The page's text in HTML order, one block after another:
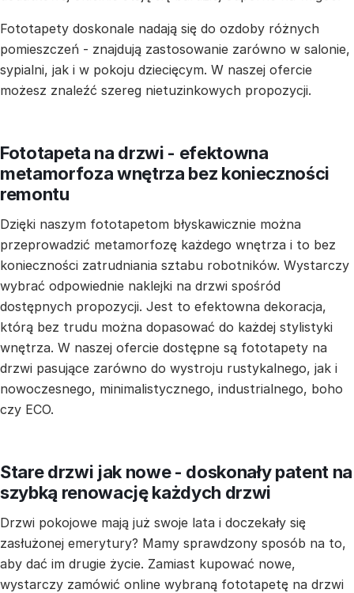
Fototapety doskonale nadają się do ozdoby różnych
pomieszczeń - znajdują zastosowanie zarówno w salonie,
sypialni, jak i w pokoju dziecięcym. W naszej ofercie
możesz znaleźć szereg nietuzinkowych propozycji.
Fototapeta na drzwi - efektowna
metamorfoza wnętrza bez konieczności
remontu
Dzięki naszym fototapetom błyskawicznie można
przeprowadzić metamorfozę każdego wnętrza i to bez
konieczności zatrudniania sztabu robotników. Wystarczy
wybrać odpowiednie naklejki na drzwi spośród
dostępnych propozycji. Jest to efektowna dekoracja,
którą bez trudu można dopasować do każdej stylistyki
wnętrza. W naszej ofercie dostępne są fototapety na
drzwi pasujące zarówno do wystroju rustykalnego, jak i
nowoczesnego, minimalistycznego, industrialnego, boho
czy ECO.
Stare drzwi jak nowe - doskonały patent na
szybką renowację każdych drzwi
Drzwi pokojowe mają już swoje lata i doczekały się
zasłużonej emerytury? Mamy sprawdzony sposób na to,
aby dać im drugie życie. Zamiast kupować nowe,
wystarczy zamówić online wybraną fototapetę na drzwi